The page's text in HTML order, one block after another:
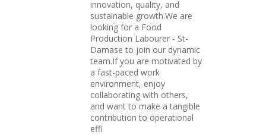
innovation, quality, and
sustainable growth.We are
looking for a Food
Production Labourer - St-
Damase to join our dynamic
team.If you are motivated by
a fast-paced work
environment, enjoy
collaborating with others,
and want to make a tangible
contribution to operational
effi